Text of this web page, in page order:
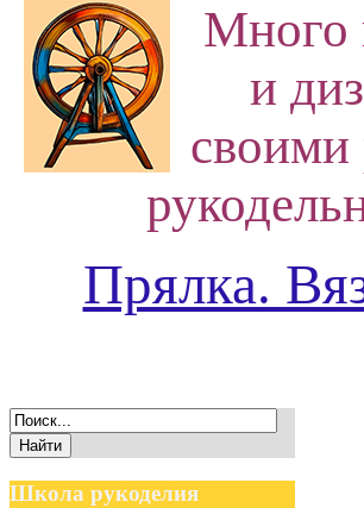
Много
и
своими
Прялка.
Школа рукоделия